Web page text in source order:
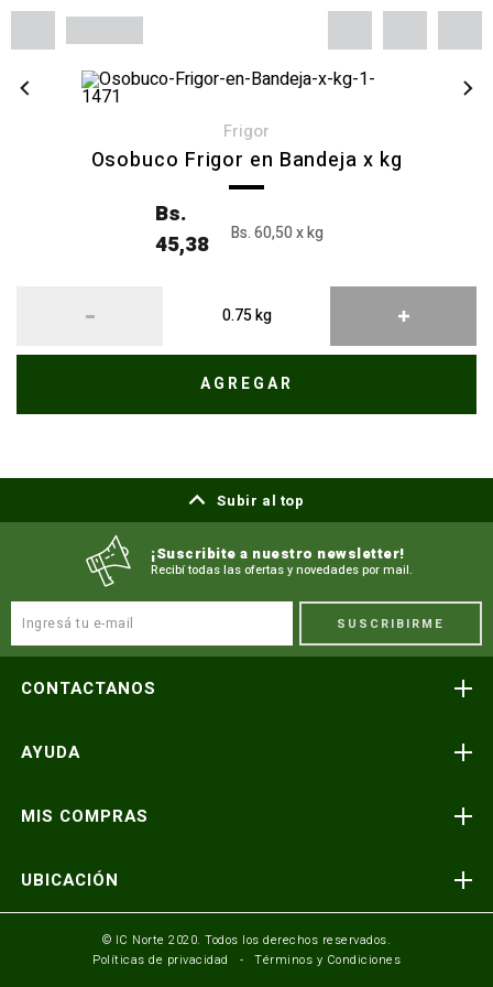
frigor
Osobuco Frigor en Bandeja x kg
Bs.
45,38
Bs. 60,50 x kg
AGREGAR
Subir al top
¡Suscribite a nuestro newsletter!
Recibí todas las ofertas y novedades por mail.
SUSCRIBIRME
CONTACTANOS
Atención telefónica
Consultas y reclamos
Seguinos en:
AYUDA
Preguntas frecuentes
Términos y condiciones
Formulario de contacto
Mundo IC Norte
MIS COMPRAS
Envíos y entregas
UBICACIÓN
Av. Busch y 3er Anillo Santa Cruz, Bolivia
© IC Norte 2020. Todos los derechos reservados.
Políticas de privacidad
Términos y Condiciones